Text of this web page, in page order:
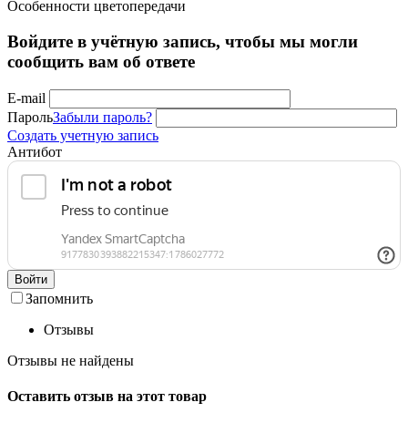
Особенности цветопередачи
Войдите в учётную запись, чтобы мы могли
сообщить вам об ответе
E-mail
ПарольЗабыли пароль?
Создать учетную запись
Антибот
Войти
Запомнить
Отзывы
Отзывы не найдены
Оставить отзыв на этот товар